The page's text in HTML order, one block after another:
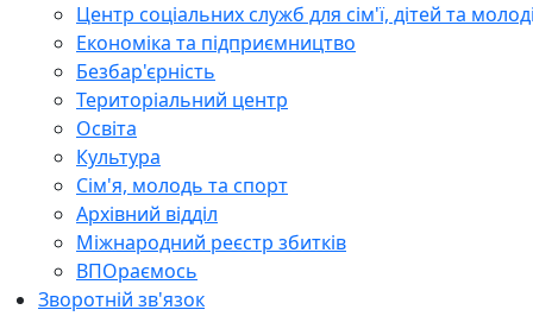
Центр соціальних служб для сім'ї, дітей та
Економіка та підприємництво
Безбар'єрність
Територіальний центр
Освіта
Культура
Сім'я, молодь та спорт
Архівний відділ
Міжнародний реєстр збитків
ВПОраємось
Зворотній зв'язок